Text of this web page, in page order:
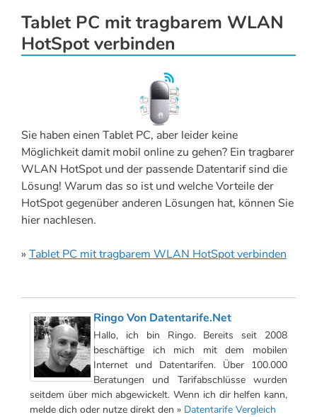
Tablet PC mit tragbarem WLAN
HotSpot verbinden
Sie haben einen Tablet PC, aber leider keine
Möglichkeit damit mobil online zu gehen? Ein tragbarer
WLAN HotSpot und der passende Datentarif sind die
Lösung! Warum das so ist und welche Vorteile der
HotSpot gegenüber anderen Lösungen hat, können Sie
hier nachlesen.
» Tablet PC mit tragbarem WLAN HotSpot verbinden
Ringo Von Datentarife.net
Hallo, ich bin Ringo. Bereits seit 2008
beschäftige ich mich mit dem mobilen
Internet und Datentarifen. Über 100.000
Beratungen und Tarifabschlüsse wurden
seitdem über mich abgewickelt. Wenn ich dir helfen kann,
melde dich oder nutze direkt den » Datentarife Vergleich